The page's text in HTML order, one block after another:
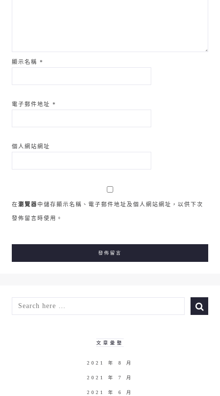
顯示名稱 *
電子郵件地址 *
個人網站網址
在瀏覽器 中儲存顯示名稱、電子郵件地址及個人網站網址，以供下次
發佈留言時使用。
SEARCH
文章彙整
2021 年 8 月
2021 年 7 月
2021 年 6 月